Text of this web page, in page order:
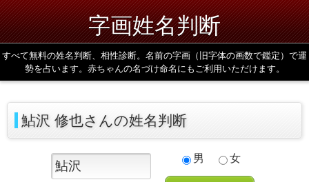
字画姓名判断
すべて無料の姓名判断、相性診断。名前の字画（旧字体の画数で鑑定）で運
勢を占います。赤ちゃんの名づけ命名にもご利用いただけます。
鮎沢 修也さんの姓名判断
男 女